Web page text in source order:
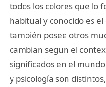
todos los colores que lo
habitual y conocido es el
también posee otros
cambian segun el
significados en el
y psicología son